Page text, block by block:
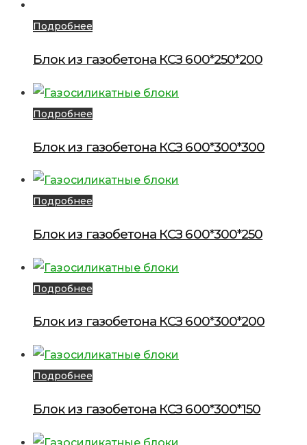
Подробнее
Блок из газобетона КСЗ 600*250*200
Подробнее
Блок из газобетона КСЗ 600*300*300
Подробнее
Блок из газобетона КСЗ 600*300*250
Подробнее
Блок из газобетона КСЗ 600*300*200
Подробнее
Блок из газобетона КСЗ 600*300*150